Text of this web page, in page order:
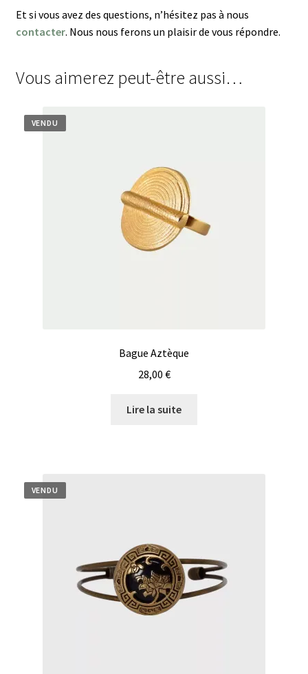
Et si vous avez des questions, n’hésitez pas à nous
contacter. Nous nous ferons un plaisir de vous répondre.
Vous aimerez peut-être aussi…
VENDU
Bague Aztèque
28,00 €
Lire la suite
VENDU